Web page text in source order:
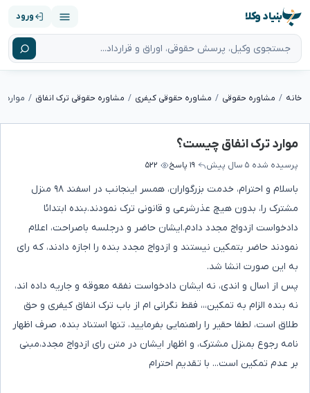
بنیاد وکلا ورود
خانه مشاوره حقوقی مشاوره حقوقی کیفری مشاوره حقوقی ترک انفاق موارد
موارد ترک انفاق چیست؟
پرسیده شده ۵ سال پیش ۱۹ پاسخ ۵۲۲
باسلام و احترام، خدمت بزرگواران، همسر اینجانب در اسفند ۹۸ منزل
مشترک را، بدون هیچ عذرشرعی و قانونی ترک نمودند.بنده ابتدائا
دادخواست ازدواج مجدد دادم.ایشان حاضر و درجلسه باصراحت، اعلام
نمودند حاضر بتمکین نیستند و ازدواج مجدد بنده را اجازه دادند، که رای
به این صورت انشا شد.
پس از ۱سال و اندی، نه ایشان دادخواست نفقه معوقه و جاریه داده اند،
نه بنده الزام به تمکین،،، فقط نگرانی ام از باب ترک انفاق کیفری و حق
طلاق است، لطفا حقیر را راهنمایی بفرمایید، تنها استناد بنده، صرف اظهار
نامه رجوع بمنزل مشترک، و اظهار ایشان در متن رای ازدواج مجدد،مبنی
بر عدم تمکین است... با تقدیم احترام